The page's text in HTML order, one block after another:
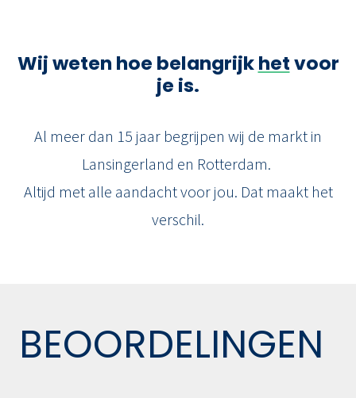
Max Makelaars; de makelaar voor Lansingerland en
Wij weten hoe belangrijkhetvoor
je is.
Al meer dan 15 jaar begrijpen wij de markt in
Lansingerland en Rotterdam.
Altijd met alle aandacht voor jou. Dat maakt het
verschil.
BEOORDELINGEN